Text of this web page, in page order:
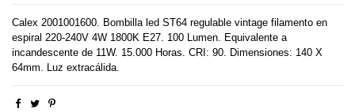
Calex 2001001600. Bombilla led ST64 regulable vintage filamento en
espiral 220-240V 4W 1800K E27. 100 Lumen. Equivalente a
incandescente de 11W. 15.000 Horas. CRI: 90. Dimensiones: 140 X
64mm. Luz extracálida.